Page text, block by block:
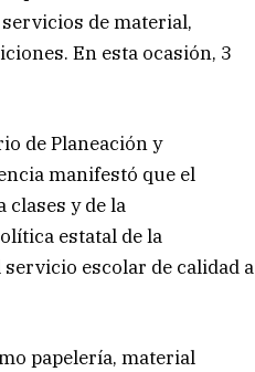
de material,
En esta ocasión, 3
de Planeación y
manifestó que el
y de la
estatal de la
escolar de calidad a
papelería, material